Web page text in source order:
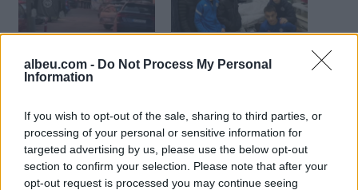
albeu.com - Do Not Process My Personal
Information
If you wish to opt-out of the sale, sharing to third parties, or
processing of your personal or sensitive information for
targeted advertising by us, please use the below opt-out
section to confirm your selection. Please note that after your
opt-out request is processed you may continue seeing
Vrasja e 14-vjeçarit pranë
arreston autorin e
I doli në mbrojtje 14-
shokët e skuadrës së